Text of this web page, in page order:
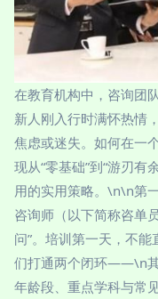
在教育机构中，咨询团
新人刚入行时满怀热情
焦虑或迷失。如何在一
现从“零基础”到“游刃有
用的实用策略。\n\n第
咨询师（以下简称咨单
问”。培训第一天，不能
们打通两个闭环——\n其
年龄段、重点学科与常